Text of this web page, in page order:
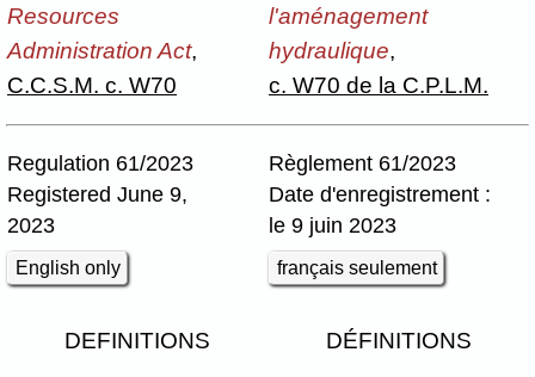
Resources
Administration Act,
C.C.S.M. c. W70
l'aménagement
hydraulique,
c. W70 de la C.P.L.M.
Regulation 61/2023
Registered June 9,
2023
English only
Règlement 61/2023
Date d'enregistrement :
le 9 juin 2023
français seulement
DEFINITIONS DÉFINITIONS